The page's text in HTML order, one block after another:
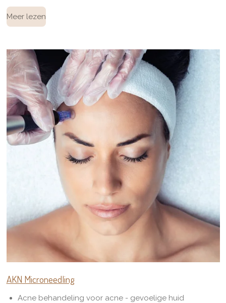
Meer lezen
AKN Microneedling
Acne behandeling voor acne - gevoelige huid